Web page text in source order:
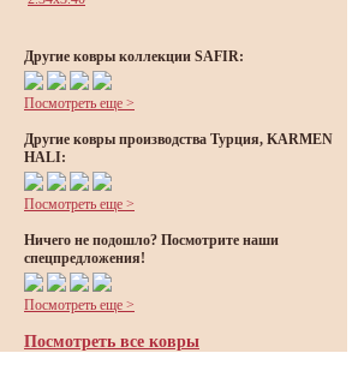
Другие ковры коллекции SAFIR:
Посмотреть еще >
Другие ковры производства Турция, KARMEN
HALI:
Посмотреть еще >
Ничего не подошло? Посмотрите наши
спецпредложения!
Посмотреть еще >
Посмотреть все ковры